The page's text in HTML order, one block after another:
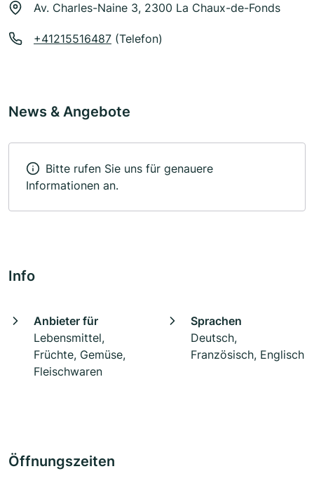
Av. Charles-Naine 3, 2300 La Chaux-de-Fonds
+41215516487 (Telefon)
News & Angebote
Bitte rufen Sie uns für genauere
Informationen an.
Info
Anbieter für
Lebensmittel,
Früchte, Gemüse,
Fleischwaren
Sprachen
Deutsch,
Französisch, Englisch
Öffnungszeiten